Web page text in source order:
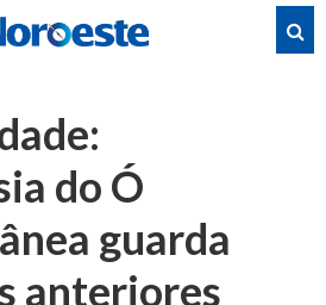
do Ó
guarda
anteriores